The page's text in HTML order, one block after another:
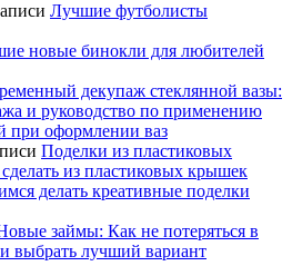
Лучшие футболисты
новые бинокли для любителей
декупаж стеклянной вазы:
и руководство по применению
при оформлении ваз
Поделки из пластиковых
из пластиковых крышек
делать креативные поделки
займы: Как не потеряться в
выбрать лучший вариант